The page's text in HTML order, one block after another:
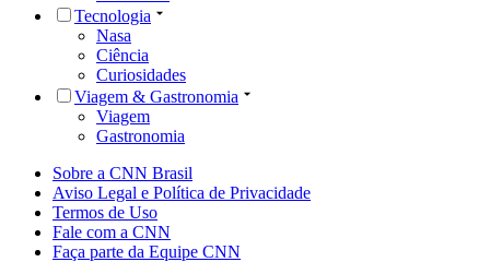
Tecnologia
Nasa
Ciência
Curiosidades
Viagem & Gastronomia
Viagem
Gastronomia
Sobre a CNN Brasil
Aviso Legal e Política de Privacidade
Termos de Uso
Fale com a CNN
Faça parte da Equipe CNN